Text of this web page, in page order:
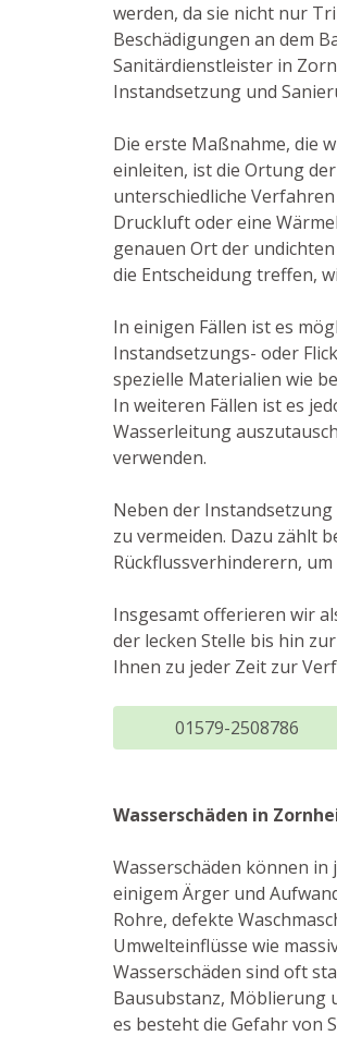
werden, da sie nicht nur
Beschädigungen an dem
Sanitärdienstleister in
Instandsetzung und
Die erste Maßnahme, die
einleiten, ist die Ortung
unterschiedliche
Druckluft oder eine
genauen Ort der
die Entscheidung treffen,
In einigen Fällen ist es
Instandsetzungs- oder
spezielle Materialien wie
In weiteren Fällen ist es
Wasserleitung
verwenden.
Neben der
zu vermeiden. Dazu zählt
Rückflussverhinderern,
Insgesamt offerieren wir
der lecken Stelle bis hin
Ihnen zu jeder Zeit zur
01579-2508786
Wasserschäden in
Wasserschäden können
einigem Ärger und
Rohre, defekte
Umwelteinflüsse wie
Wasserschäden sind oft
Bausubstanz, Möblierung
es besteht die Gefahr von